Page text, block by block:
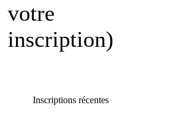
votre
inscription)
Inscriptions récentes